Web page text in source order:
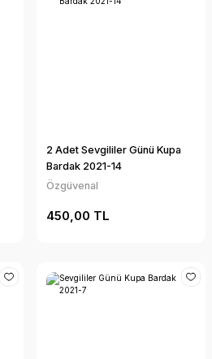
2 Adet Sevgililer Günü Kupa
Bardak 2021-14
Özgüvenal
450,00 TL